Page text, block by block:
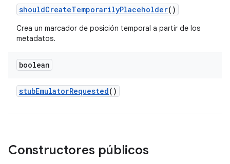
shouldCreateTemporarilyPlaceholder()
Crea un marcador de posición temporal a partir de los
metadatos.
boolean
stubEmulatorRequested()
Constructores públicos